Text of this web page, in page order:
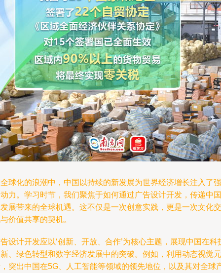
球化的浪潮中，中国以持续的新发展为世界经济增长注入了强
力。学习时节，我们聚焦于如何通过广告设计开发，传递中国
展带来的全球机遇。这不仅是一次创意实践，更是一次文化交
价值共享的契机。
设计开发应以‘创新、开放、合作’为核心主题，展现中国在科
、绿色转型和数字经济发展中的突破。例如，利用动态视觉元
突出中国在5G、人工智能等领域的领先地位，以及其对全球